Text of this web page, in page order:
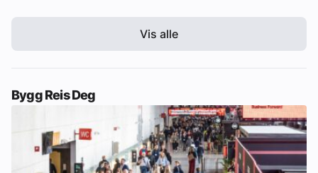
Vis alle
Bygg Reis Deg